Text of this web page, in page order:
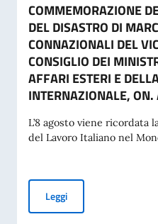
COMMEMORAZIONE
DEL DISASTRO DI
CONNAZIONALI DEL
CONSIGLIO DEI
AFFARI ESTERI E
INTERNAZIONALE, ON.
L’8 agosto viene ricordata
del Lavoro Italiano nel
LeggiCOMMEMORAZIONE